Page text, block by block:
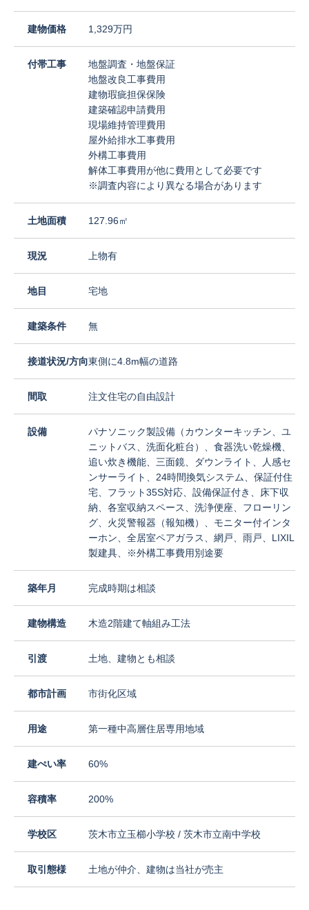
建物価格 1,329万円
付帯工事
地盤調査・地盤保証
地盤改良工事費用
建物瑕疵担保保険
建築確認申請費用
現場維持管理費用
屋外給排水工事費用
外構工事費用
解体工事費用が他に費用として必要です
※調査内容により異なる場合があります
土地面積 127.96㎡
現況 上物有
地目 宅地
建築条件 無
接道状況/方向東側に4.8m幅の道路
間取 注文住宅の自由設計
設備
パナソニック製設備（カウンターキッチン、ユ
ニットバス、洗面化粧台）、食器洗い乾燥機、
追い炊き機能、三面鏡、ダウンライト、人感セ
ンサーライト、24時間換気システム、保証付住
宅、フラット35S対応、設備保証付き、床下収
納、各室収納スペース、洗浄便座、フローリン
グ、火災警報器（報知機）、モニター付インタ
ーホン、全居室ペアガラス、網戸、雨戸、LIXIL
製建具、※外構工事費用別途要
築年月 完成時期は相談
建物構造 木造2階建て軸組み工法
引渡 土地、建物とも相談
都市計画 市街化区域
用途 第一種中高層住居専用地域
建ぺい率 60%
容積率 200%
学校区 茨木市立玉櫛小学校 / 茨木市立南中学校
取引態様 土地が仲介、建物は当社が売主